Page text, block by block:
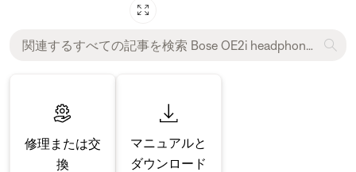
修理または交
換
マニュアルと
ダウンロード